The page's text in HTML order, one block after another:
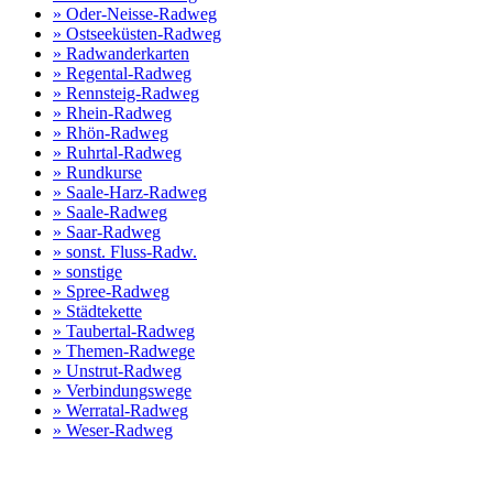
» Oder-Neisse-Radweg
» Ostseeküsten-Radweg
» Radwanderkarten
» Regental-Radweg
» Rennsteig-Radweg
» Rhein-Radweg
» Rhön-Radweg
» Ruhrtal-Radweg
» Rundkurse
» Saale-Harz-Radweg
» Saale-Radweg
» Saar-Radweg
» sonst. Fluss-Radw.
» sonstige
» Spree-Radweg
» Städtekette
» Taubertal-Radweg
» Themen-Radwege
» Unstrut-Radweg
» Verbindungswege
» Werratal-Radweg
» Weser-Radweg